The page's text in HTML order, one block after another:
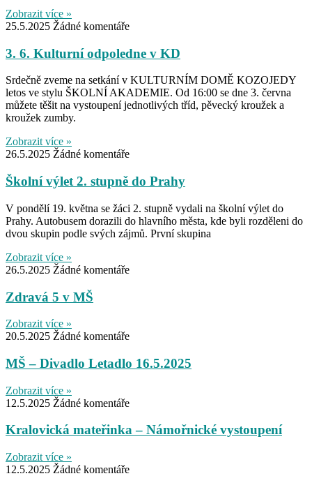
Zobrazit více »
25.5.2025 Žádné komentáře
3. 6. Kulturní odpoledne v KD
Srdečně zveme na setkání v KULTURNÍM DOMĚ KOZOJEDY
letos ve stylu ŠKOLNÍ AKADEMIE. Od 16:00 se dne 3. června
můžete těšit na vystoupení jednotlivých tříd, pěvecký kroužek a
kroužek zumby.
Zobrazit více »
26.5.2025 Žádné komentáře
Školní výlet 2. stupně do Prahy
V pondělí 19. května se žáci 2. stupně vydali na školní výlet do
Prahy. Autobusem dorazili do hlavního města, kde byli rozděleni do
dvou skupin podle svých zájmů. První skupina
Zobrazit více »
26.5.2025 Žádné komentáře
Zdravá 5 v MŠ
Zobrazit více »
20.5.2025 Žádné komentáře
MŠ – Divadlo Letadlo 16.5.2025
Zobrazit více »
12.5.2025 Žádné komentáře
Kralovická mateřinka – Námořnické vystoupení
Zobrazit více »
12.5.2025 Žádné komentáře